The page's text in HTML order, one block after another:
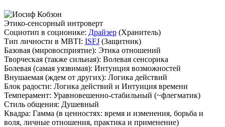
Этико-сенсорный интроверт
Социотип в соционике: Драйзер (Хранитель)
Тип личности в MBTI: ISFJ (Защитник)
Базовая (мировосприятие): Этика отношений
Творческая (также сильная): Волевая сенсорика
Болевая (самая уязвимая): Интуиция возможностей
Внушаемая (ждем от других): Логика действий
Блок радости: Логика действий и Интуиция времени
Темперамент: Уравновешенно-стабильный (~флегматик)
Стиль общения: Душевный
Квадра: Гамма (в ценностях: время и изменения, борьба и
воля, личные отношения, практика и применение)